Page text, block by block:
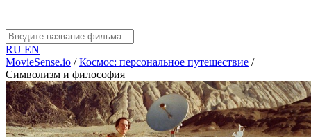
RU EN
MovieSense.io / Космос: персональное путешествие /
Символизм и философия